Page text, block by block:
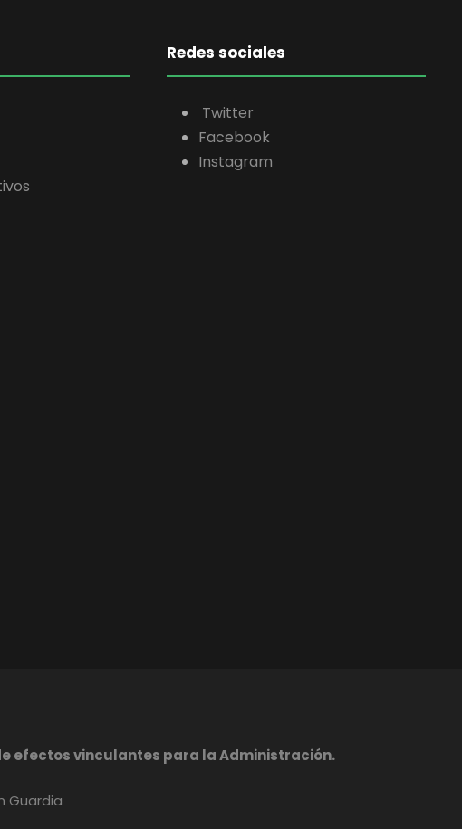
Redes sociales
Twitter
Facebook
Instagram
efectos vinculantes para la Administración.
Guardia